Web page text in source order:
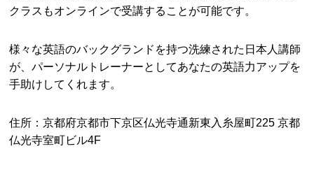
クラスもオンラインで受講することが可能です。
様々な英語のバックグランドを持つ洗練された日本人講師
が、パーソナルトレーナーとしてあなたの英語力アップを
手助けしてくれます。
住所：京都府京都市下京区仏光寺通新東入糸屋町225 京都
仏光寺室町ビル4F